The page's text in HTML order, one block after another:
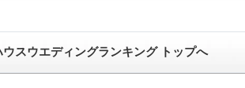
ウスウエディングランキング トップへ